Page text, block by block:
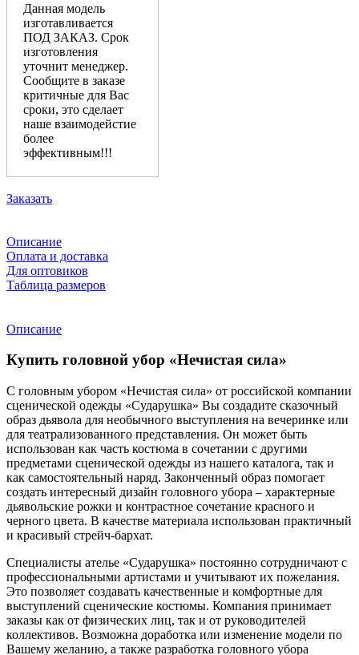
Данная модель
изготавливается
ПОД ЗАКАЗ. Срок
изготовления
уточнит менеджер.
Сообщите в заказе
критичные для Вас
сроки, это сделает
наше взаимодейстие
более
эффективным!!!
Заказать
Описание
Оплата и доставка
Для оптовиков
Таблица размеров
Описание
Купить головной убор «Нечистая сила»
С головным убором «Нечистая сила» от российской компании
сценической одежды «Сударушка» Вы создадите сказочный
образ дьявола для необычного выступления на вечеринке или
для театрализованного представления. Он может быть
использован как часть костюма в сочетании с другими
предметами сценической одежды из нашего каталога, так и
как самостоятельный наряд. Законченный образ помогает
создать интересный дизайн головного убора – характерные
дьявольские рожки и контрастное сочетание красного и
черного цвета. В качестве материала использован практичный
и красивый стрейч-бархат.
Специалисты ателье «Сударушка» постоянно сотрудничают с
профессиональными артистами и учитывают их пожелания.
Это позволяет создавать качественные и комфортные для
выступлений сценические костюмы. Компания принимает
заказы как от физических лиц, так и от руководителей
коллективов. Возможна доработка или изменение модели по
Вашему желанию, а также разработка головного убора